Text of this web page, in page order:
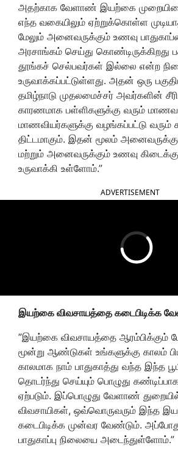
அதற்காக வேளாண் இயற்கை
எந்த வகையிலும் ஏற்றுக்கொள்ள
மேலும் அனைவருக்கும் உணவு
அரசாங்கம் செய்து கொண்டிருக்கிறது
தூங்கச் செல்பவர்கள் இல்லை என்ற
உருவாக்கப்பட்டுள்ளது. அதன் ஒரு
தமிழ்நாடு முதலமைச்சர் அவர்களின்
காரணமாக பள்ளிகளுக்கு வரும்
மாணவியர்களுக்கு வழங்கப்பட்டு
திட்டமாகும். இதன் மூலம்
மற்றும் அனைவருக்கும் உணவு
உருவாக்கி உள்ளோம்.”
ADVERTISEMENT
இயற்கை விவசாயத்தை கடைபிடிக்க
”இயற்கை விவசாயத்தை ஆரம்பிக்கும்
மூன்று ஆண்டுகள் உங்களுக்கு காலம்
காலமாக நாம் பாதுகாத்து வந்த இந்த
தொடர்ந்து செய்யும் பொழுது
ஏற்படும். இப்பொழுது வேளாண்
விவசாயிகள், ஒவ்வொருவரும் இந்த
கடைபிடிக்க முன்வர வேண்டும்.
பாதுகாப்பு நிலையை அடைந்துள்ளோம்.”